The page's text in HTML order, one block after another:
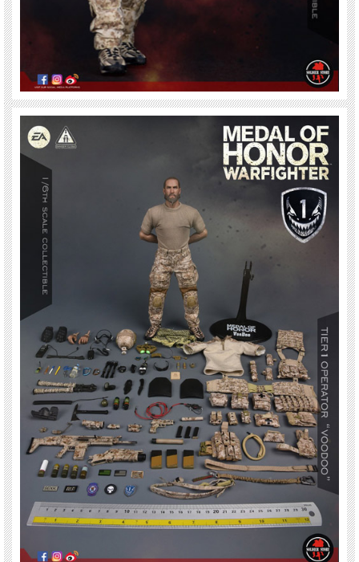
1.5X / 6X LA5/ PEQ laser pointer 40mm M433 grenade x 3 40mm White star 40mm
training round LBT AOR1 wide pad rifle sling SIG P226R 9mm pistol (AOR1 camo
spray) AAC Evolution 9mm suppressor (AOR1 camo spray) SIG P226 9mm pistol
magazine x2 LBT AOR1 0372L holster PATCH SET MOH Tier one velcro patch
96XKCall sign velcro patch GK1 AOR1 call sign velcro patch Punisher round velcro
patch IR US black/tan velcro patch IR US black/green velcro patch NRA
membership velcro patch Don’t tread on me AOR1 velcro patch FIGURE STAND
※付属ボディは１体のみです。※服をかけているトルソー（マネキン）、定規は付
属しません。
※塗装、縫製、関節の固さ、左右差、バリの有無など個体差がございますのでご了
承ください。また材質上、ボディに色移り等発生している場合がございます。
※画像は試作品です。実際の商品と一部異なる場合がございます。仕様が変更され
る場合がございます。
※パッケージにダメージがございます。ご了承の上ご注文ください。